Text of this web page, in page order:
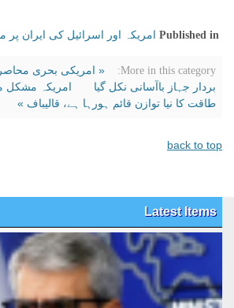
Published in امریکہ اور اسرائیل کی ایران
More in this category:
« امریکی بحری
بردار جہاز باآسانی نکل گیا
امریکہ مشکل
طاقت کا نیا توازن قائم ہورہا ہے، قالیباف »
back to top
Latest Items